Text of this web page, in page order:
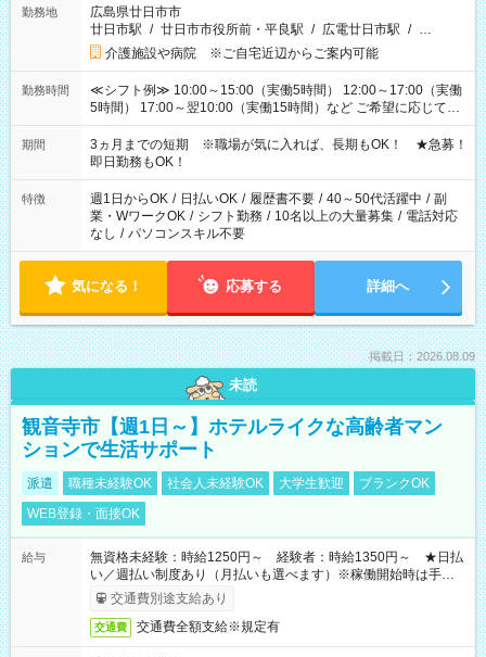
勤務地
広島県廿日市市
廿日市駅 / 廿日市市役所前・平良駅 / 広電廿日市駅 / …
介護施設や病院 ※ご自宅近辺からご案内可能
勤務時間
≪シフト例≫ 10:00～15:00（実働5時間） 12:00～17:00（実働
5時間） 17:00～翌10:00（実働15時間）など ご希望に応じて、
働く時間は調整できます！ お気軽に担当へ相談ください！
期間
3ヵ月までの短期 ※職場が気に入れば、長期もOK！ ★急募！
即日勤務もOK！
特徴 週1日からOK / 日払いOK / 履歴書不要 / 40～50代活躍中 / 副
業・WワークOK / シフト勤務 / 10名以上の大量募集 / 電話対応
なし / パソコンスキル不要
気になる！ 応募する 詳細へ
掲載日：2026.08.09
未読
観音寺市【週1日～】ホテルライクな高齢者マン
ションで生活サポート
派遣 職種未経験OK 社会人未経験OK 大学生歓迎
ブランクOK
WEB登録・面接OK
給与
無資格未経験：時給1250円～ 経験者：時給1350円～ ★日払
い／週払い制度あり（月払いも選べます）※稼働開始時は手続き
完了次第のお支払いとなります。
交通費別途支給あり
交通費 交通費全額支給※規定有